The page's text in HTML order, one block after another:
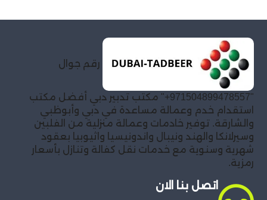
رقم جوال
"971504899478557+" مكتب تدبير دبي أفضل مكتب
استقدام خدم وعمالة مساعدة في دبي وأبوظبي
والشارقة. توفير خادمات وعمالة منزلية من الفلبين
وسيرلانكا والهند ونيبال واندونيسيا واثيوبيا بعقود
شهرية وسنوية مع خدمات نقل كفالة وتنازل بأسعار
رمزية.
اتصل بنا الان